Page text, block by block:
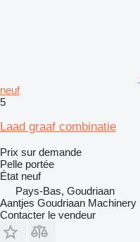
neuf
5
Laad graaf combinatie
Prix sur demande
Pelle portée
État neuf
Pays-Bas, Goudriaan
Aantjes Goudriaan Machinery
Contacter le vendeur